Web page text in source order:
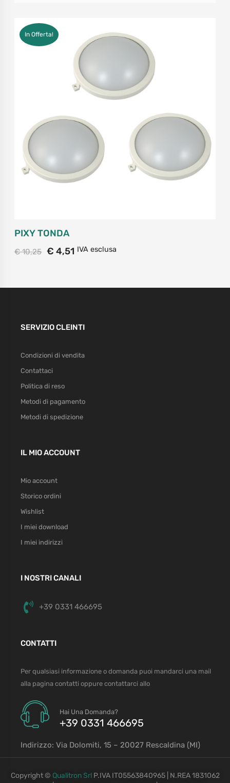
In Offerta!
PIXY TONDA
€10,25 € 4,51 IVA esclusa
SERVIZIO CLEINTI
Condizioni di vendita
Contattaci
Politica di reso
Metodi di pagamento
Metodi di spedizione
IL MIO ACCOUNT
Mio account
Storico ordini
Wishlist
I miei download
I miei indirizzi
I NOSTRI CANALI
+39 0331 466695
CONTATTI
Per qualsiasi informazione o domanda puoi mandarci una mail
alla pagina contatti oppure contattarci allo
Hai Una Domanda?
+39 0331 466695
Indirizzo: Via Dolomiti, 15 – 20027 Rescaldina (MI)
Copyright © Qualitron SrlP.IVA IT05563840965 | N.REA 1831062